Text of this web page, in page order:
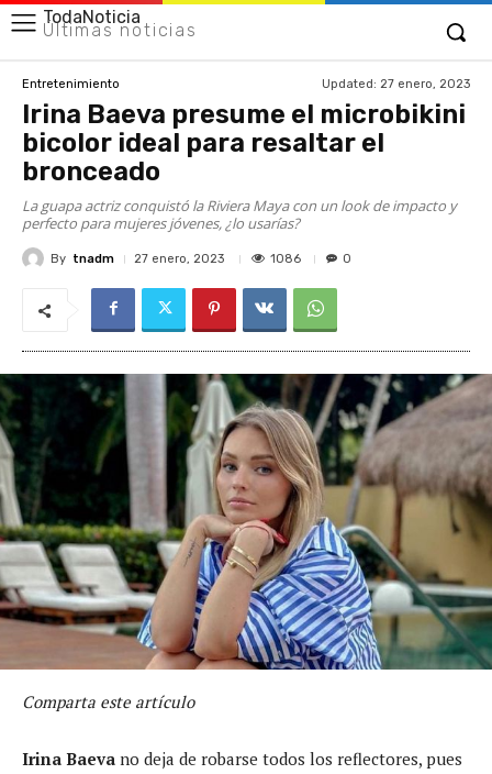
TodaNoticia
Últimas noticias
Entretenimiento Updated: 27 enero, 2023
Irina Baeva presume el microbikini
bicolor ideal para resaltar el
bronceado
La guapa actriz conquistó la Riviera Maya con un look de impacto y
perfecto para mujeres jóvenes, ¿lo usarías?
By tnadm 27 enero, 2023 1086 0
Comparta este artículo
Irina Baeva no deja de robarse todos los reflectores, pues